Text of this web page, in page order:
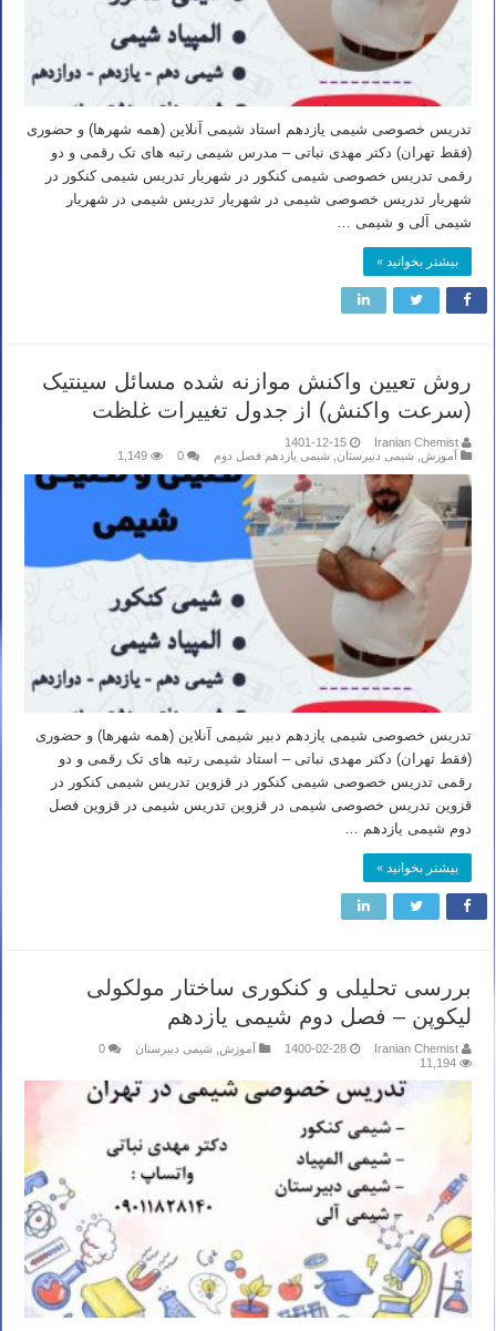
تدریس خصوصی شیمی یازدهم استاد شیمی آنلاین (همه شهرها) و حضوری
(فقط تهران) دکتر مهدی نباتی – مدرس شیمی رتبه های تک رقمی و دو
رقمی تدریس خصوصی شیمی کنکور در شهریار تدریس شیمی کنکور در
شهریار تدریس خصوصی شیمی در شهریار تدریس شیمی در شهریار
شیمی آلی و شیمی …
بیشتر بخوانید »
روش تعیین واکنش موازنه شده مسائل سینتیک
(سرعت واکنش) از جدول تغییرات غلظت
Iranian Chemist
1401-12-15
آموزش شیمی دبیرستان شیمی یازدهم فصل دوم 0
1,149
تدریس خصوصی شیمی یازدهم دبیر شیمی آنلاین (همه شهرها) و حضوری
(فقط تهران) دکتر مهدی نباتی – استاد شیمی رتبه های تک رقمی و دو
رقمی تدریس خصوصی شیمی کنکور در قزوین تدریس شیمی کنکور در
قزوین تدریس خصوصی شیمی در قزوین تدریس شیمی در قزوین فصل
دوم شیمی یازدهم …
بیشتر بخوانید »
بررسی تحلیلی و کنکوری ساختار مولکولی
لیکوپن – فصل دوم شیمی یازدهم
Iranian Chemist
1400-02-28 آموزش شیمی دبیرستان
0
11,194